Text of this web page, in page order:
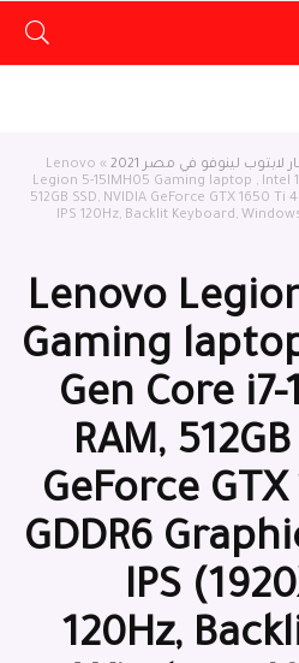
لابتوب لينوفو في مصر 2021 »
Lenovo
Legion 5-15IMH05 Gaming laptop , Intel
512GB SSD, NVIDIA GeForce GTX 1650 Ti
Lenovo
Gaming
Gen Core i7-
RAM,
GeForce
GDDR6
FHD ‫(1920X1080) IPS
120Hz,